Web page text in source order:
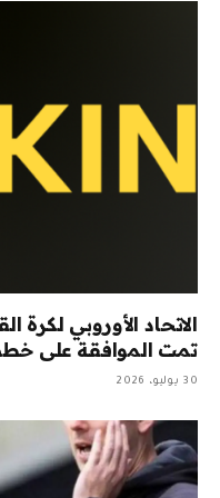
الاتحاد الأوروبي
تمت الموافقة على
30 يوليو، 2026